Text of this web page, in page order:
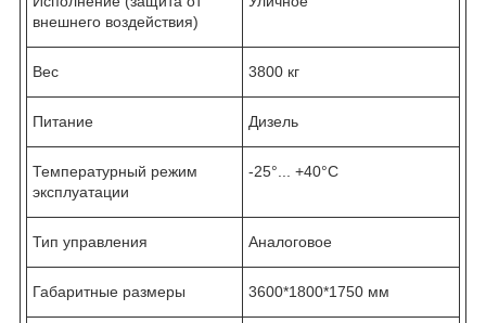
внешнего воздействия)
Вес 3800 кг
Питание Дизель
Температурный режим
эксплуатации
-25°... +40°С
Тип управления Аналоговое
Габаритные размеры 3600*1800*1750 мм